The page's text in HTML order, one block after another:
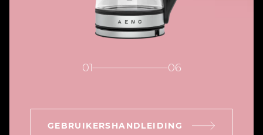
01 06
GEBRUIKERSHANDLEIDING